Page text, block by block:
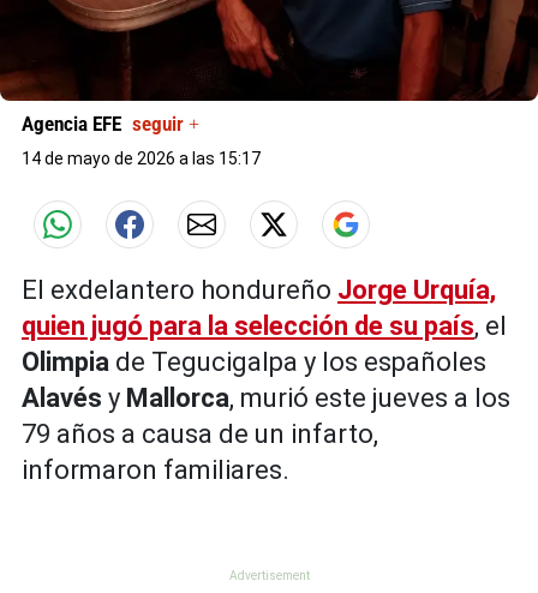
Agencia EFE seguir +
14 de mayo de 2026 a las 15:17
El exdelantero hondureño Jorge Urquía,
quien jugó para la selección de su país, el
Olimpia de Tegucigalpa y los españoles
Alavés y Mallorca, murió este jueves a los
79 años a causa de un infarto,
informaron familiares.